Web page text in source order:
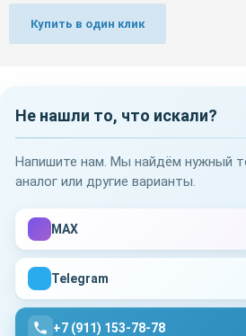
Купить в один клик
Не нашли то, что искали?
Напишите нам. Мы найдём нужный
аналог или другие варианты.
MAX
Telegram
+7 (911) 153-78-78